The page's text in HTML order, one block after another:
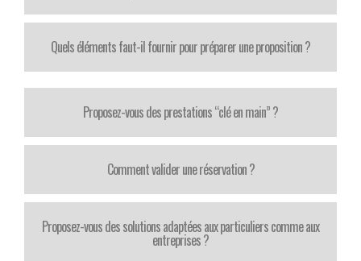
Quels éléments faut-il fournir pour préparer une proposition ?
Proposez-vous des prestations “clé en main” ?
Comment valider une réservation ?
Proposez-vous des solutions adaptées aux particuliers comme aux
entreprises ?